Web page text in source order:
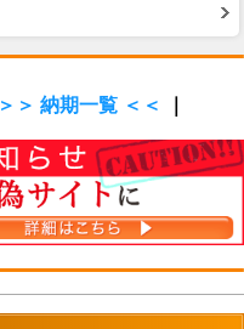
＞＞ 納期一覧 ＜＜